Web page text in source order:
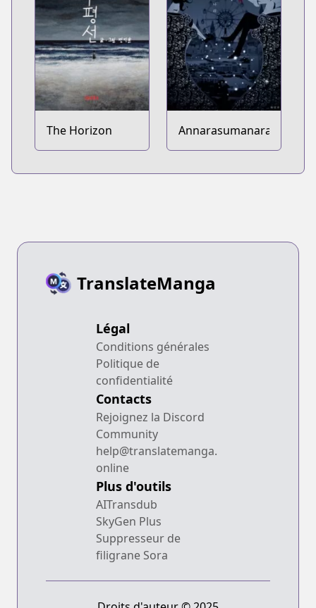
The Horizon Annarasumanara
TranslateManga
Légal
Conditions générales
Politique de
confidentialité
Contacts
Rejoignez la Discord
Community
help@translatemanga.
online
Plus d'outils
AITransdub
SkyGen Plus
Suppresseur de
filigrane Sora